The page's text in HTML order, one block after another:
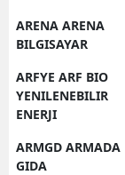
ARENA ARENA
BILGISAYAR
ARFYE ARF BIO
YENILENEBILIR
ENERJI
ARMGD ARMADA
GIDA